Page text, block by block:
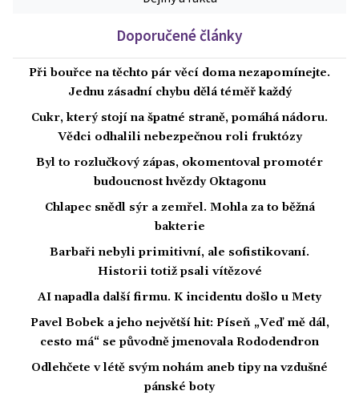
Doporučené články
Při bouřce na těchto pár věcí doma nezapomínejte.
Jednu zásadní chybu dělá téměř každý
Cukr, který stojí na špatné straně, pomáhá nádoru.
Vědci odhalili nebezpečnou roli fruktózy
Byl to rozlučkový zápas, okomentoval promotér
budoucnost hvězdy Oktagonu
Chlapec snědl sýr a zemřel. Mohla za to běžná
bakterie
Barbaři nebyli primitivní, ale sofistikovaní.
Historii totiž psali vítězové
AI napadla další firmu. K incidentu došlo u Mety
Pavel Bobek a jeho největší hit: Píseň „Veď mě dál,
cesto má“ se původně jmenovala Rododendron
Odlehčete v létě svým nohám aneb tipy na vzdušné
pánské boty